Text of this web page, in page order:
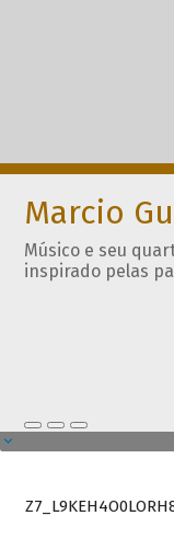
Marcio
Músico e seu
inspirado pelas